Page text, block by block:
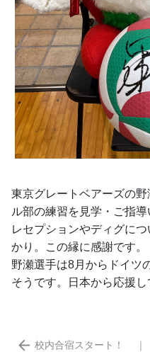
東京グレートベアーズの
ル部の練習を見学・ご指導
レセプションやディグに
かり。この縁に感謝です。
野瀬選手は8月からドイツ
そうです。日本から応援し
校内合宿スタート！ ｜